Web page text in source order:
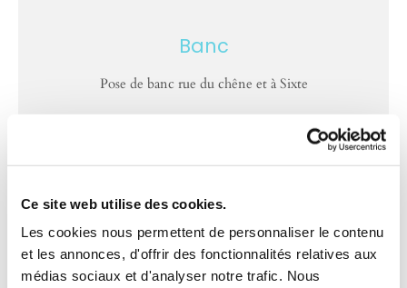
Ce site web utilise des cookies.
Les cookies nous permettent de personnaliser le contenu
et les annonces, d'offrir des fonctionnalités relatives aux
médias sociaux et d'analyser notre trafic. Nous
Banc
Pose de banc rue du chêne et à Sixte